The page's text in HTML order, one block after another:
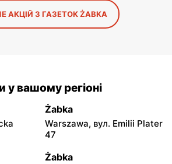
АКЦІЙ З ГАЗЕТОК ŻABKA
у вашому регіоні
Żabka
Warszawa, вул. Emilii Plater
47
Żabka